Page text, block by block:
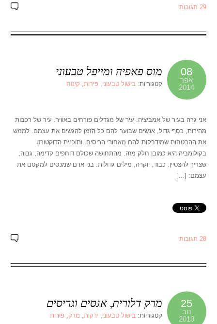
29 תגובות
08
אפר
2014
מוס פאפיה ומייפל טבעוני
קטגוריות:בישול טבעוני,פירות, קינוח
אני גרה בעיר של אמביציה. עיר של מגדלים פורחים באוויר. עיר של רכבות
מהירות, כסף גדול, אנשים שבוער להם כל הזמן להגשים את עצמם. לממש
את ההבטחות שמודבקות להם מאחורי הריסים. ותוכנית הדוקטורט
בקולומביה היא כמובן חלק מזה. מהתחושה שכולם דוחפים קדימה, גבוה,
שצריך להצטיין. כבוד, יוקרה, מילים גדולות. בני אדם שמנסים למקסם את
עצמם: […]
28 תגובות
25
נוב
2013
מרק דלורית, אגסים וגריסים
קטגוריות:בישול טבעוני,ירקות, מרק,פירות